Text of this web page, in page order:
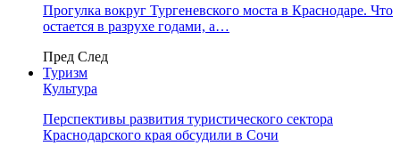
Прогулка вокруг Тургеневского моста в Краснодаре. Что
остается в разрухе годами, а…
Пред След
Туризм
Культура
Перспективы развития туристического сектора
Краснодарского края обсудили в Сочи